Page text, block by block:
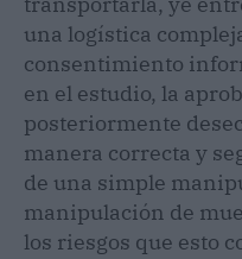
una logística
consentimiento
en el estudio, la
posteriormente
manera correcta y
de una simple
manipulación de
los riesgos que esto